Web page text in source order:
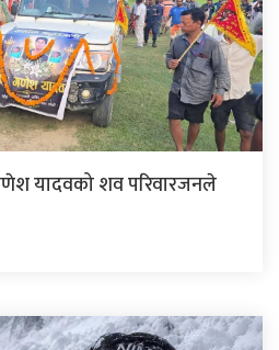
यादवको शव परिवारजनले